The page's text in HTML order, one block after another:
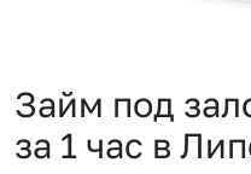
Займ под
за 1 час в